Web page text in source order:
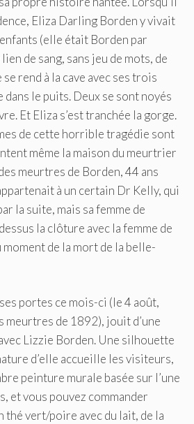
Eliza Darling Borden y vivait
(elle était Borden par
de sang, sans jeu de mots, de
rend à la cave avec ses trois
dans le puits. Deux se sont noyés
Et Eliza s’est tranchée la gorge.
de cette horrible tragédie sont
même la maison du meurtrier
meurtres de Borden, 44 ans
à un certain Dr Kelly, qui
la suite, mais sa femme de
la clôture avec la femme de
moment de la mort de la belle-
portes ce mois-ci (le 4 août,
meurtres de 1892), jouit d’une
Lizzie Borden. Une silhouette
d’elle accueille les visiteurs,
peinture murale basée sur l’une
et vous pouvez commander
thé vert/poire avec du lait, de la